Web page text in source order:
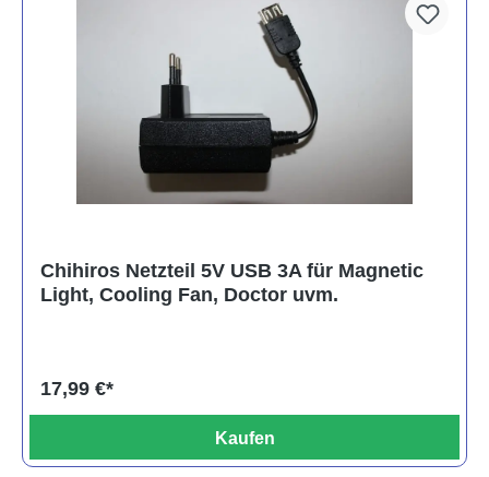
Chihiros Netzteil 5V USB 3A für Magnetic
Light, Cooling Fan, Doctor uvm.
17,99 €*
Kaufen